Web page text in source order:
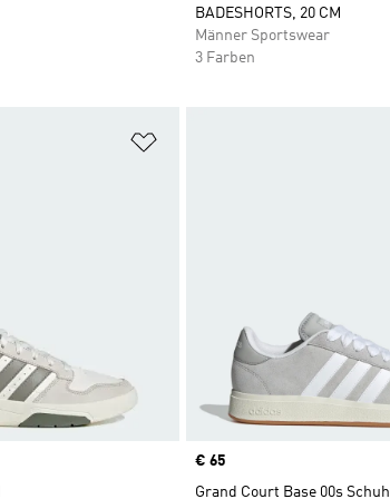
BADESHORTS, 20 CM
Männer Sportswear
3 Farben
Price
€ 65
Grand Court Base 00s Schuh